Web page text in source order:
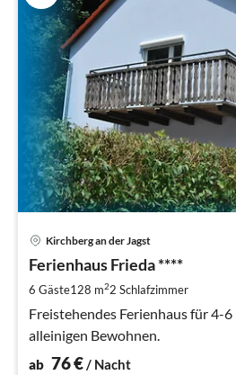
Kirchberg an der Jagst
Ferienhaus Frieda ****
6 Gäste128 m22 Schlafzimmer
Freistehendes Ferienhaus für 4-6
alleinigen Bewohnen.
ab 76€/ Nacht